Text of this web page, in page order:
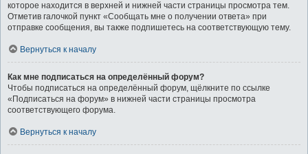
которое находится в верхней и нижней части страницы просмотра тем.
Отметив галочкой пункт «Сообщать мне о получении ответа» при
отправке сообщения, вы также подпишетесь на соответствующую тему.
Вернуться к началу
Как мне подписаться на определённый форум?
Чтобы подписаться на определённый форум, щёлкните по ссылке
«Подписаться на форум» в нижней части страницы просмотра
соответствующего форума.
Вернуться к началу